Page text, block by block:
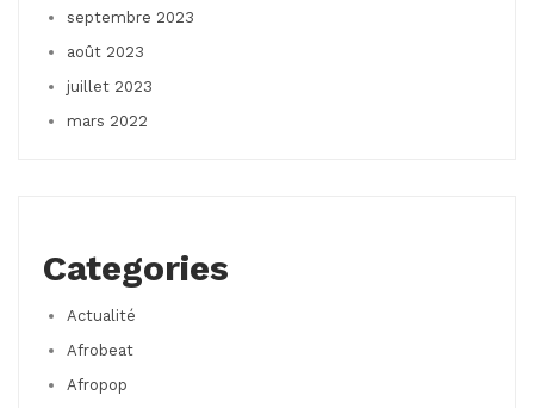
septembre 2023
août 2023
juillet 2023
mars 2022
Categories
Actualité
Afrobeat
Afropop